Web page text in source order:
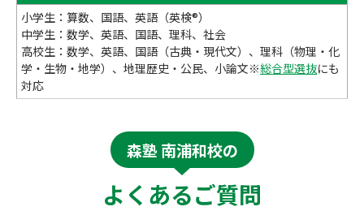
小学生：算数、国語、英語（英検®）
中学生：数学、英語、国語、理科、社会
高校生：数学、英語、国語（古典・現代文）、理科（物理・化
学・生物・地学）、地理歴史・公民、小論文※総合型選抜にも
対応
森塾 南浦和校の
よくあるご質問